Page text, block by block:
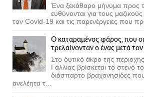
Ένα ξεκάθαρο μήνυμα προς
ευθύνονται για τους
τον Covid-19 και τις παρενέργειες που
Ο καταραμένος φάρος, που
τρελαίνονταν ο ένας μετά
Στο δυτικό άκρο της
Γαλλίας βρίσκεται το στενό
διάσπαρτο βραχονησίδες
ανελέητα τ...